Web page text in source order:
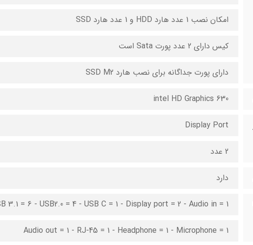
امکان نصب 1 عدد هارد HDD و 1 عدد هارد SSD
کیس دارای 2 عدد پورت Sata است
دارای پورت جداگانه برای نصب هارد SSD M2
intel HD Graphics 630
Display Port
2 عدد
دارد
3.1 = 6 - USB2.0 = 4 - USB C = 1 - Display port = 2 - Audio in = 1 -
Audio out = 1 - RJ-45 = 1 - Headphone = 1 - Microphone = 1